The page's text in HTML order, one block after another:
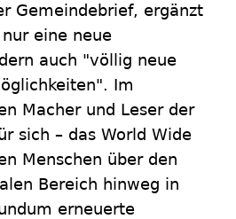
Gemeindebrief, ergänzt
eine neue
auch "völlig neue
Im
Macher und Leser der
sich – das World Wide
Menschen über den
Bereich hinweg in
erneuerte